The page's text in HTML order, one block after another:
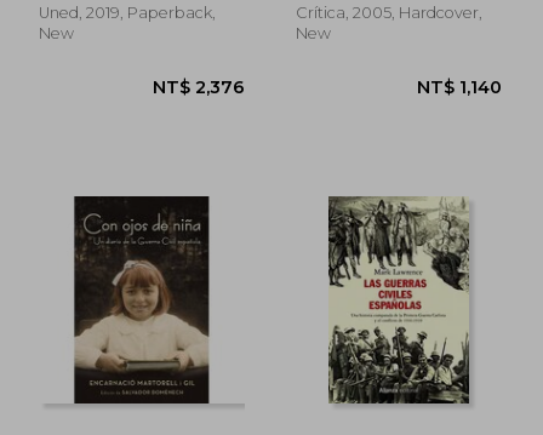
NT$ 787 NT$
Uned, 2019, Paperback,
New
Crítica, 2005, Hardcover,
New